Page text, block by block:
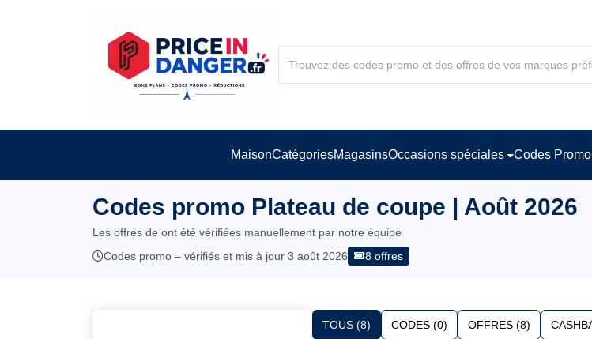
MaisonCatégoriesMagasinsOccasions spéciales Codes Promo
Codes promo Plateau de coupe | Août 2026
Les offres de ont été vérifiées manuellement par notre équipe
Codes promo – vérifiés et mis à jour 3 août 2026
8 offres
TOUS (8) CODES (0) OFFRES (8)